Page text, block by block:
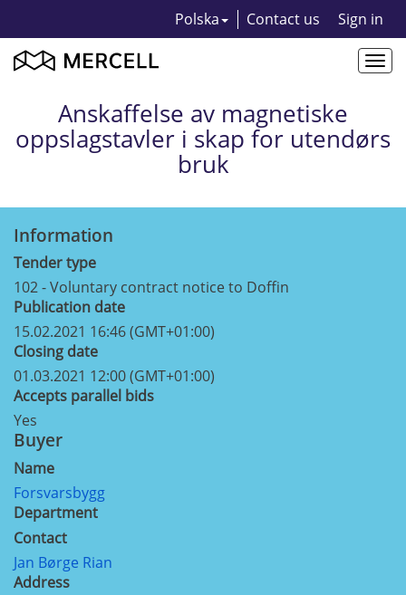
Polska Contact us Sign in
Anskaffelse av magnetiske
oppslagstavler i skap for utendørs
bruk
Information
Tender type
102 - Voluntary contract notice to Doffin
Publication date
15.02.2021 16:46 (GMT+01:00)
Closing date
01.03.2021 12:00 (GMT+01:00)
Accepts parallel bids
Yes
Buyer
Name
Forsvarsbygg
Department
Contact
Jan Børge Rian
Address